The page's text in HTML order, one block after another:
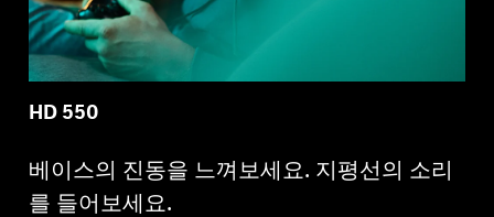
HD 550
베이스의 진동을 느껴보세요. 지평선의 소리
를 들어보세요.